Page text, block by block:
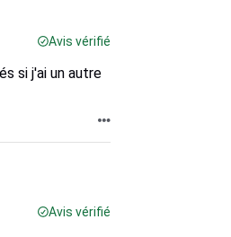
Avis vérifié
si j'ai un autre
Avis vérifié